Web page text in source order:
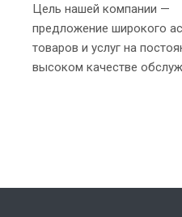
Цель нашей компании —
предложение широкого
товаров и услуг на
высоком качестве